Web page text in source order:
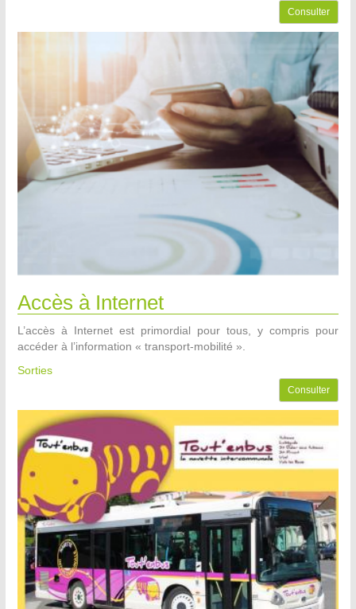
Consulter
Accès à Internet
L’accès à Internet est primordial pour tous, y compris pour
accéder à l’information « transport-mobilité ».
Sorties
Consulter